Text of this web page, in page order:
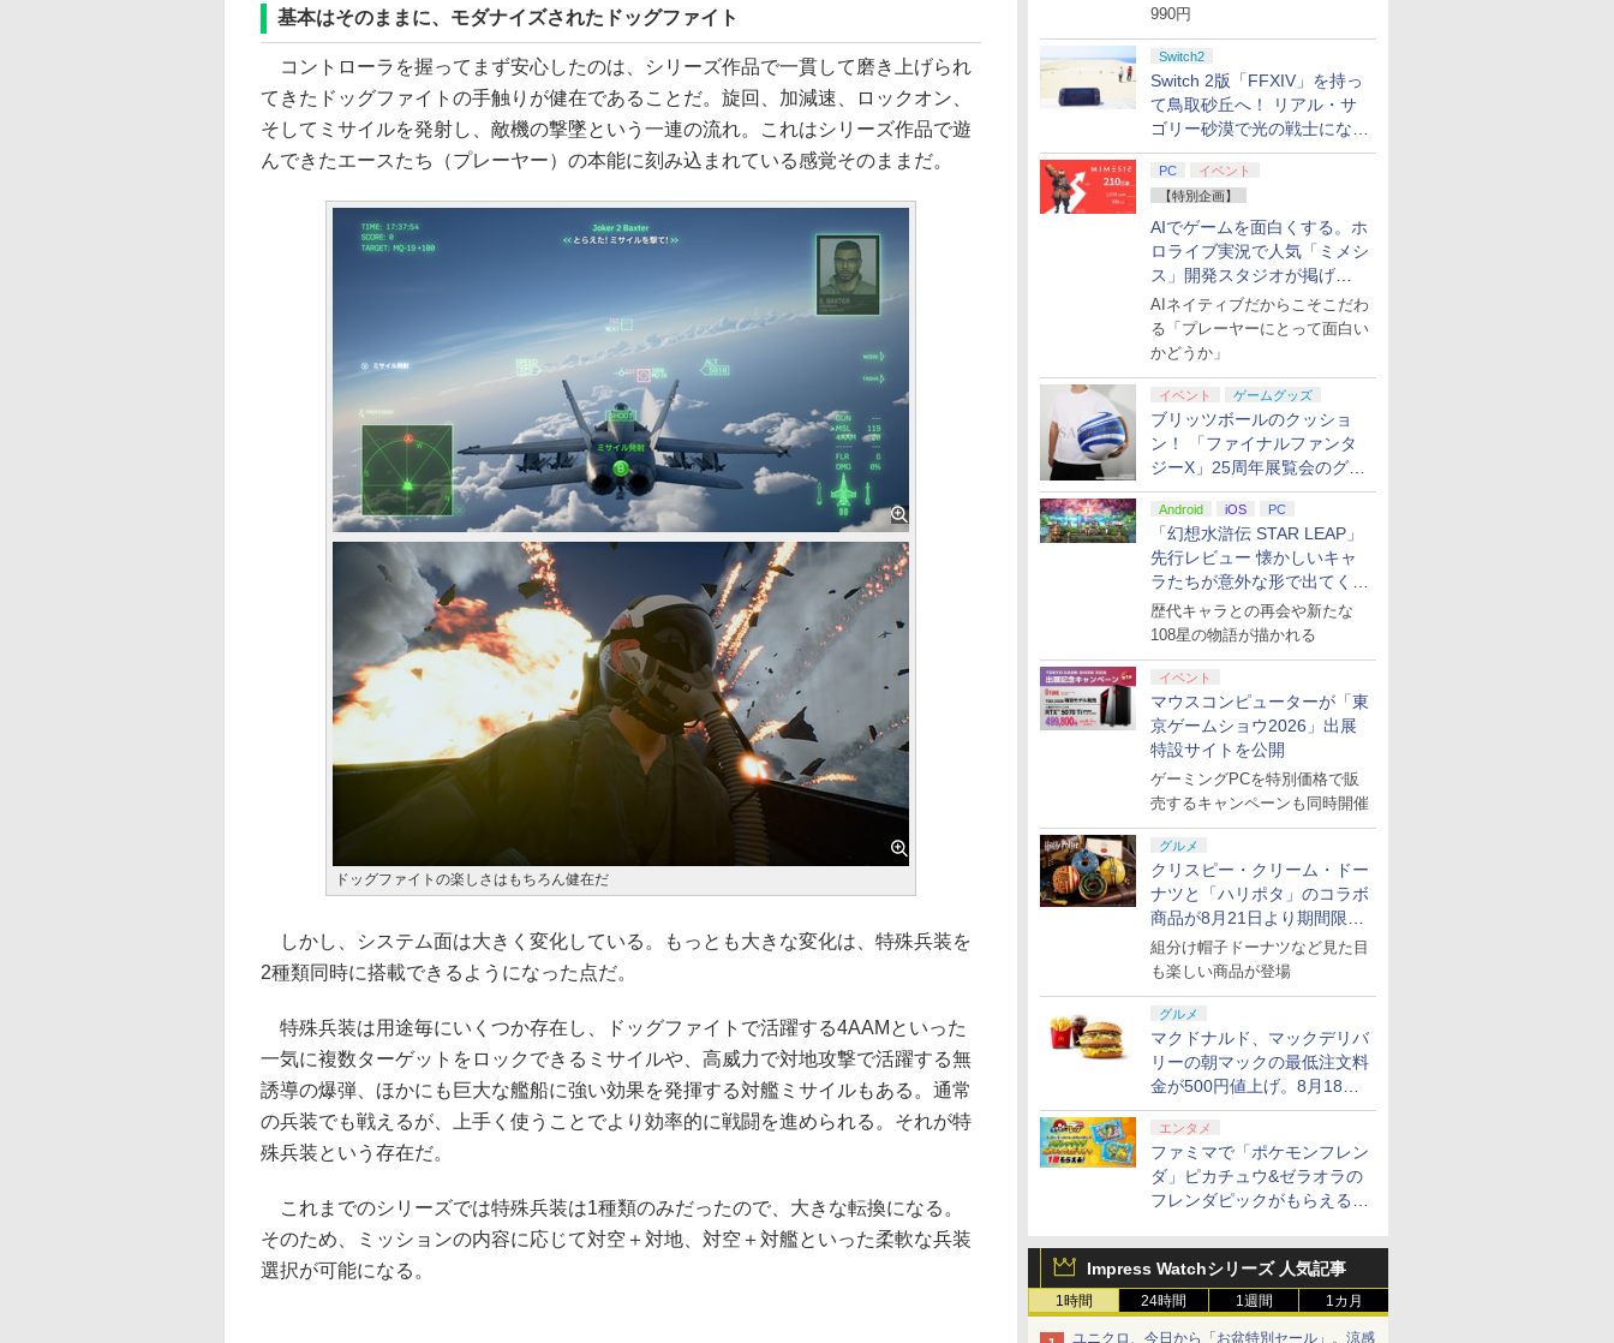
990円
Switch2
Switch 2版「FFXIV」を持っ
て鳥取砂丘へ！ リアル・サ
ゴリー砂漠で光の戦士になっ
てみた
PC
イベント
【特別企画】
AIでゲームを面白くする。ホ
ロライブ実況で人気「ミメシ
ス」開発スタジオが掲げ
る“AI活用の信念”とは？【講
演レポート】
AIネイティブだからこそこだわ
る「プレーヤーにとって面白い
かどうか」
イベント ゲームグッズ
ブリッツボールのクッショ
ン！ 「ファイナルファンタ
ジーX」25周年展覧会のグッ
ズ情報が公開
Android iOS PC
「幻想水滸伝 STAR LEAP」
先行レビュー 懐かしいキャ
ラたちが意外な形で出てくる
シリーズ完全新作！
歴代キャラとの再会や新たな
108星の物語が描かれる
イベント
マウスコンピューターが「東
京ゲームショウ2026」出展
特設サイトを公開
ゲーミングPCを特別価格で販
売するキャンペーンも同時開催
グルメ
クリスピー・クリーム・ドー
ナツと「ハリポタ」のコラボ
商品が8月21日より期間限定
で発売
組分け帽子ドーナツなど見た目
も楽しい商品が登場
グルメ
マクドナルド、マックデリバ
リーの朝マックの最低注文料
金が500円値上げ。8月18日
より1,500円から受付
エンタメ
ファミマで「ポケモンフレン
ダ」ピカチュウ&ゼラオラの
フレンダピックがもらえるキ
Impress Watchシリーズ 人気記事
1時間 24時間 1週間 1カ月
ユニクロ、今日から「お盆特別セール」。涼感
基本はそのままに、モダナイズされたドッグファイト
コントローラを握ってまず安心したのは、シリーズ作品で一貫して磨き上げられ
てきたドッグファイトの手触りが健在であることだ。旋回、加減速、ロックオン、
そしてミサイルを発射し、敵機の撃墜という一連の流れ。これはシリーズ作品で遊
んできたエースたち（プレーヤー）の本能に刻み込まれている感覚そのままだ。
ドッグファイトの楽しさはもちろん健在だ
しかし、システム面は大きく変化している。もっとも大きな変化は、特殊兵装を
2種類同時に搭載できるようになった点だ。
特殊兵装は用途毎にいくつか存在し、ドッグファイトで活躍する4AAMといった
一気に複数ターゲットをロックできるミサイルや、高威力で対地攻撃で活躍する無
誘導の爆弾、ほかにも巨大な艦船に強い効果を発揮する対艦ミサイルもある。通常
の兵装でも戦えるが、上手く使うことでより効率的に戦闘を進められる。それが特
殊兵装という存在だ。
これまでのシリーズでは特殊兵装は1種類のみだったので、大きな転換になる。
そのため、ミッションの内容に応じて対空＋対地、対空＋対艦といった柔軟な兵装
選択が可能になる。